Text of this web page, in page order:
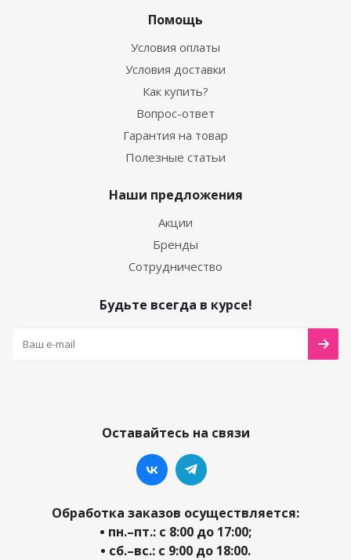
Помощь
Условия оплаты
Условия доставки
Как купить?
Вопрос-ответ
Гарантия на товар
Полезные статьи
Наши предложения
Акции
Бренды
Сотрудничество
Будьте всегда в курсе!
Оставайтесь на связи
Обработка заказов осуществляется:
• пн.–пт.: с 8:00 до 17:00;
• сб.–вс.: с 9:00 до 18:00.